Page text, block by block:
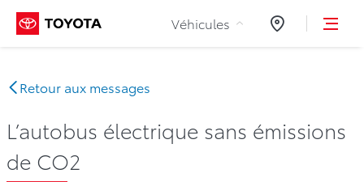
Aller au contenu
Véhicules
Retour aux messages
L’autobus électrique sans émissions
de CO2